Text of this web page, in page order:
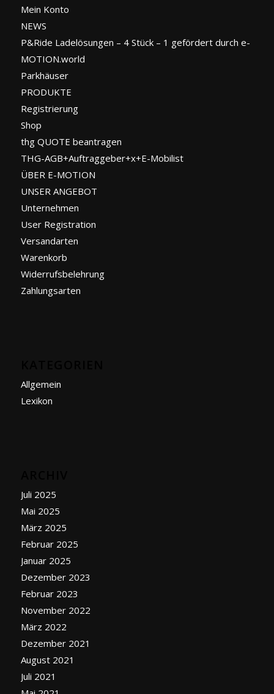
Mein Konto
NEWS
P&Ride Ladelösungen – 4 Stück – 1 gefördert durch e-
MOTION.world
Parkhäuser
PRODUKTE
Registrierung
Shop
thg QUOTE beantragen
THG-AGB+Auftraggeber+x+E-Mobilist
ÜBER E-MOTION
UNSER ANGEBOT
Unternehmen
User Registration
Versandarten
Warenkorb
Widerrufsbelehrung
Zahlungsarten
Allgemein
Lexikon
Juli 2025
Mai 2025
März 2025
Februar 2025
Januar 2025
Dezember 2023
Februar 2023
November 2022
März 2022
Dezember 2021
August 2021
Juli 2021